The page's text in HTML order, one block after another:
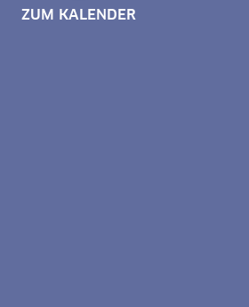
ZUM KALENDER